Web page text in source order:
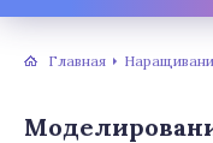
Главная